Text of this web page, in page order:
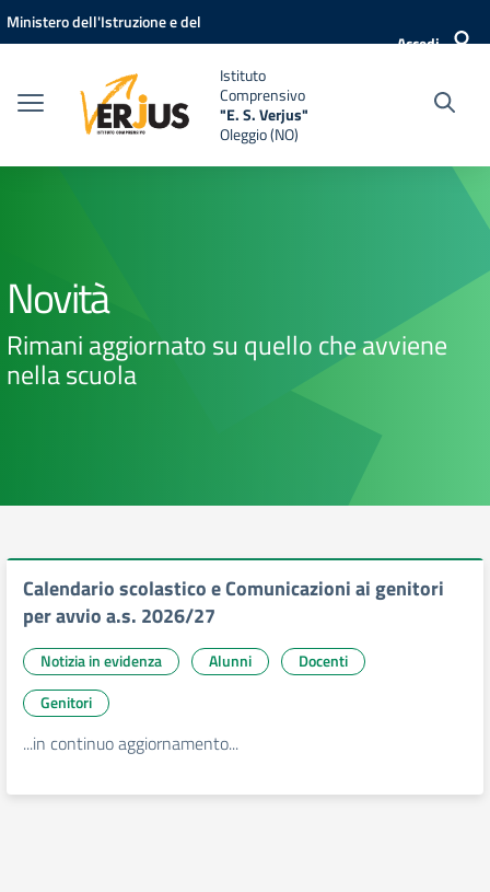
Vai ai contenuti
Vai al menu di navigazione
Vai al footer
Ministero dell'Istruzione e del
Accedi
Istituto
Comprensivo
"E. S. Verjus"
Oleggio (NO)
Novità
Rimani aggiornato su quello che avviene
nella scuola
Calendario scolastico e Comunicazioni ai genitori
per avvio a.s. 2026/27
Notizia in evidenza Alunni
Docenti
Genitori
...in continuo aggiornamento...